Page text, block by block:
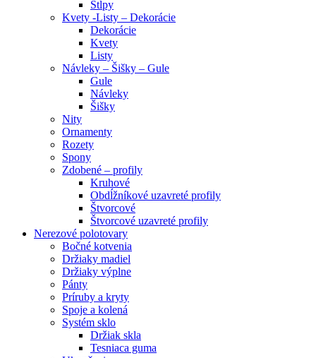
Stĺpy
Kvety -Listy – Dekorácie
Dekorácie
Kvety
Listy
Návleky – Šišky – Gule
Gule
Návleky
Šišky
Nity
Ornamenty
Rozety
Spony
Zdobené – profily
Kruhové
Obdĺžníkové uzavreté profily
Štvorcové
Štvorcové uzavreté profily
Nerezové polotovary
Bočné kotvenia
Držiaky madiel
Držiaky výplne
Pánty
Príruby a kryty
Spoje a kolená
Systém sklo
Držiak skla
Tesniaca guma